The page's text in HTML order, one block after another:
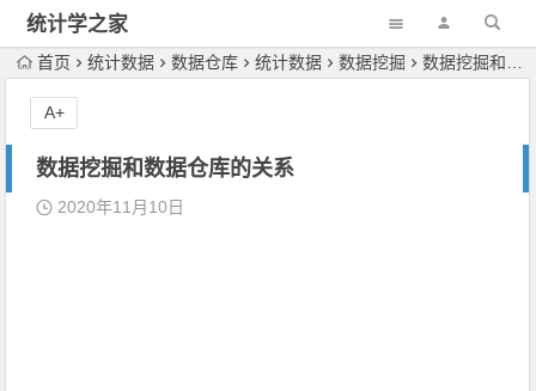
统计学之家
首页 统计数据 数据仓库 统计数据 数据挖掘 数据挖掘和数据仓库的关系
数据挖掘和数据仓库的关系
2020年11月10日
A+